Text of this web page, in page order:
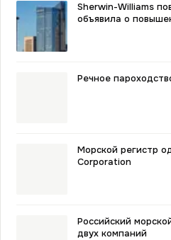
Sherwin-Williams
объявила о
Речное
Морской регистр
Corporation
Российский
двух компаний